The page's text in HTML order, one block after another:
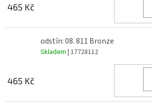
465 Kč
odstín: 08. 811 Bronze
Skladem | 17728112
465 Kč